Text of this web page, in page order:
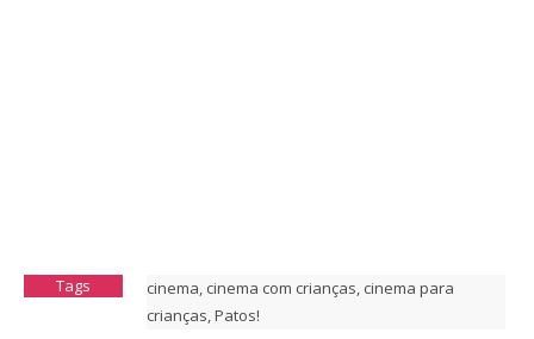
Tags cinema, cinema com crianças, cinema para
crianças,Patos!